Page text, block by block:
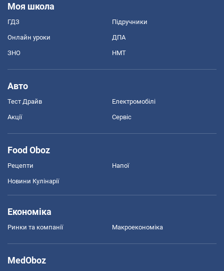
Моя школа
ГДЗ Підручники
Онлайн уроки ДПА
ЗНО НМТ
Авто
Тест Драйв Електромобілі
Акції Сервіс
Food Oboz
Рецепти Напої
Новини Кулінарії
Економіка
Ринки та компанії Макроекономіка
MedOboz